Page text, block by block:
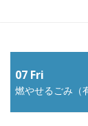
07 Fri
燃やせるごみ（